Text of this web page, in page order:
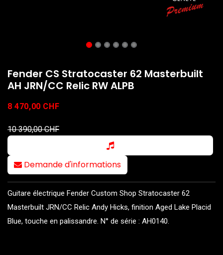
Fender CS Stratocaster 62 Masterbuilt
AH JRN/CC Relic RW ALPB
8 470,00 CHF
10 390,00CHF
Demande d'informations
Guitare électrique Fender Custom Shop Stratocaster 62
Masterbuilt JRN/CC Relic Andy Hicks, finition Aged Lake Placid
Blue, touche en palissandre. N° de série : AH0140.